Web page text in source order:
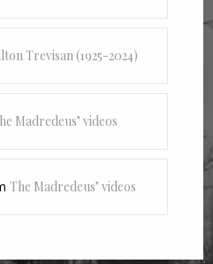
Trevisan (1925-2024)
Madredeus’ videos
The Madredeus’ videos